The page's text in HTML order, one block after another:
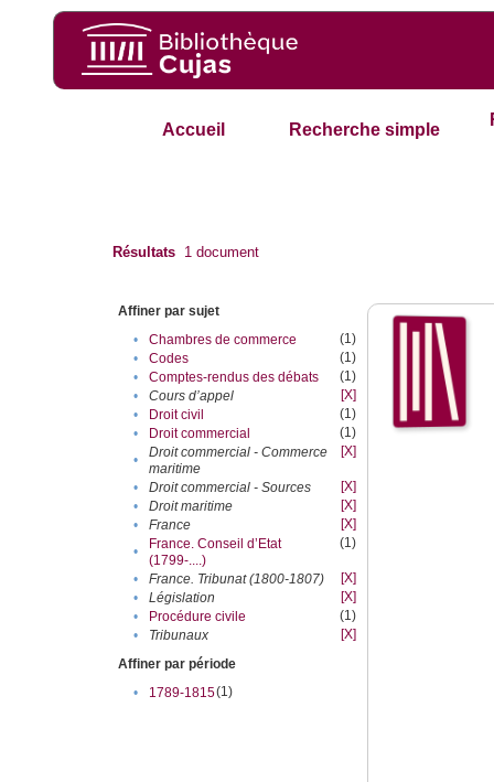
Accueil Recherche simple
Résultats 1 document
Affiner par sujet
•
Chambres de commerce
(1)
•
Codes
(1)
•
Comptes-rendus des débats
(1)
•
Cours d’appel
[X]
•
Droit civil
(1)
•
Droit commercial
(1)
•
Droit commercial - Commerce
maritime
[X]
• Droit commercial - Sources
[X]
•
Droit maritime
[X]
•
France
[X]
•
France. Conseil d’Etat
(1799-....)
(1)
• France. Tribunat (1800-1807)
[X]
•
Législation
[X]
•
Procédure civile
(1)
•
Tribunaux
[X]
Affiner par période
•
1789-1815(1)